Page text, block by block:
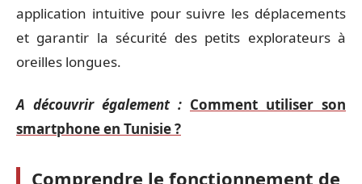
application intuitive pour suivre les déplacements
et garantir la sécurité des petits explorateurs à
oreilles longues.
A découvrir également : Comment utiliser son
smartphone en Tunisie ?
Comprendre le fonctionnement de